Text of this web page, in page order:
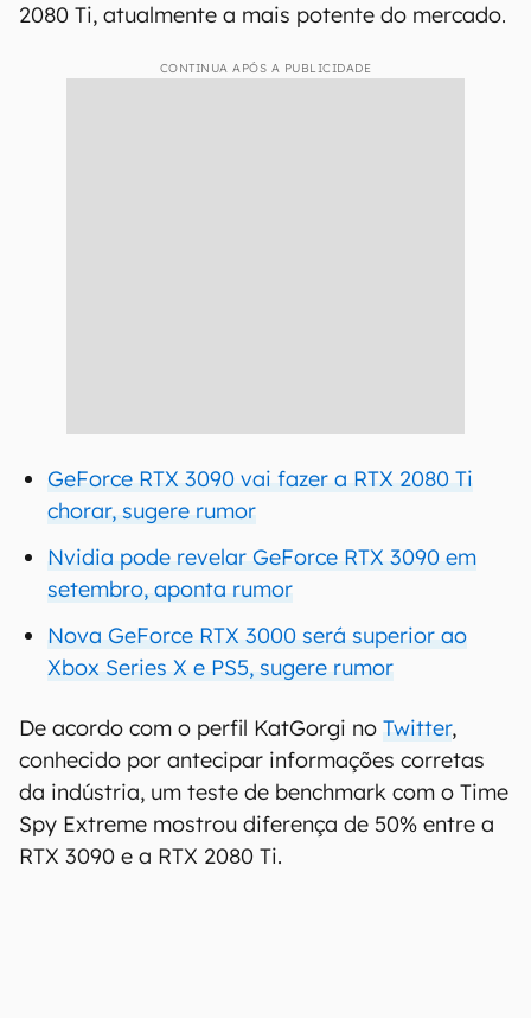
2080 Ti, atualmente a mais potente do mercado.
CONTINUA APÓS A PUBLICIDADE
GeForce RTX 3090 vai fazer a RTX 2080 Ti
chorar, sugere rumor
Nvidia pode revelar GeForce RTX 3090 em
setembro, aponta rumor
Nova GeForce RTX 3000 será superior ao
Xbox Series X e PS5, sugere rumor
De acordo com o perfil KatGorgi no Twitter,
conhecido por antecipar informações corretas
da indústria, um teste de benchmark com o Time
Spy Extreme mostrou diferença de 50% entre a
RTX 3090 e a RTX 2080 Ti.